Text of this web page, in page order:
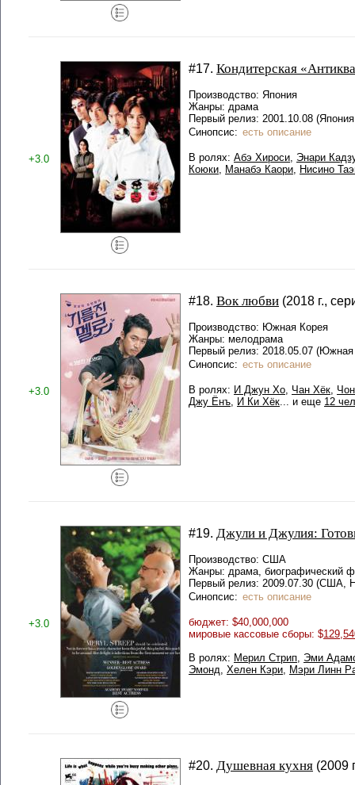
+3.0
#17. Кондитерская
Производство: Япония
Жанры: драма
Первый релиз: 2001.10.08
Синопсис: есть описание
В ролях: Абэ Хироси, Энари
Коюки, Манабэ Каори, Нисино
+3.0
#18. Вок любви (2018 г.,
Производство: Южная Корея
Жанры: мелодрама
Первый релиз: 2018.05.07
Синопсис: есть описание
В ролях: И Джун Хо, Чан Хёк,
Джу Ёнъ, И Ки Хёк... и еще 12
+3.0
#19. Джули и Джулия:
Производство: США
Жанры: драма, биографический
Первый релиз: 2009.07.30 (США,
Синопсис: есть описание
бюджет: $40,000,000
мировые кассовые сборы: $
В ролях: Мерил Стрип, Эми
Эмонд, Хелен Кэри, Мэри Линн
#20. Душевная кухня (2009